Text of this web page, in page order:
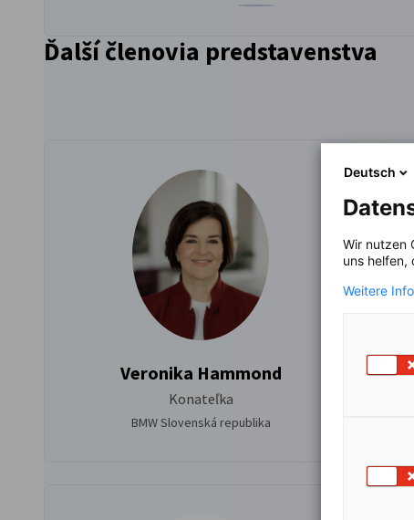
Ďalší členovia predstavenstva
Veronika Hammond
Konateľka
BMW Slovenská republika
Deutsch
Wir nutzen
uns helfen,
Weitere